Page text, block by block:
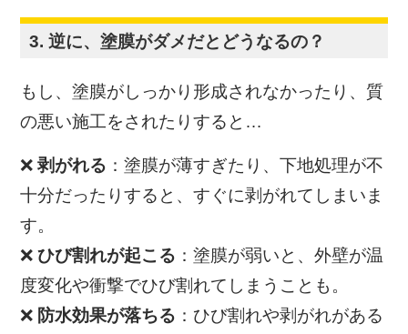
3. 逆に、塗膜がダメだとどうなるの？
もし、塗膜がしっかり形成されなかったり、質
の悪い施工をされたりすると…
❌剥がれる ：塗膜が薄すぎたり、下地処理が不
十分だったりすると、すぐに剥がれてしまいま
す。
❌ひび割れが起こる ：塗膜が弱いと、外壁が温
度変化や衝撃でひび割れてしまうことも。
❌ 防水効果が落ちる ：ひび割れや剥がれがある